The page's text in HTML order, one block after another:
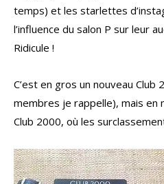
temps) et les starlettes
l’influence du salon P sur leur
Ridicule !
C’est en gros un nouveau
membres je rappelle), mais en
Club 2000, où les